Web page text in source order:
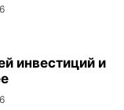
инвестиций и